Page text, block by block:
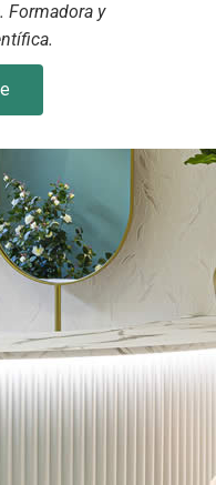
Formadora y